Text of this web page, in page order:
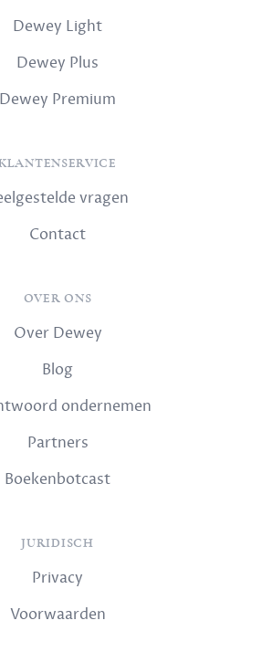
Dewey Light
Dewey Plus
Dewey Premium
vragen
Contact
OVER ONS
Over Dewey
Blog
ondernemen
Partners
Boekenbotcast
JURIDISCH
Privacy
Voorwaarden